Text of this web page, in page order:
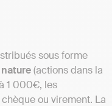
sous forme
nature(actions dans la
1 000€, les
ou virement. La